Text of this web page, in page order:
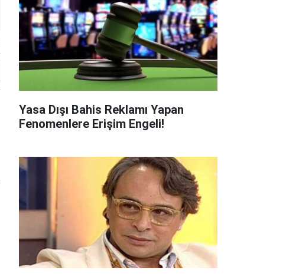
Yasa Dışı Bahis Reklamı Yapan
Fenomenlere Erişim Engeli!